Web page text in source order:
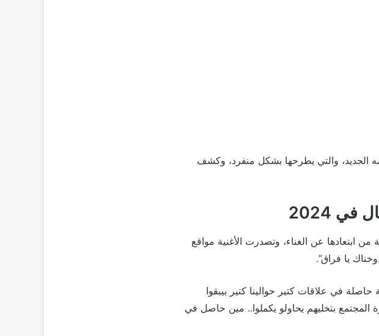
قرر استقبال عام 2024 بأغاني ألبومه الجديد، والتي يطرحها بشكل منفرد، وكشف
2024
ابتعادها عن الغناء، وتصدرت الأغنية مواقع
يا فراق”.
في علاقات كتير حوالينا كتير بيبقوا
بتخليهم يحاولو يكملوا.. مين حاصل في